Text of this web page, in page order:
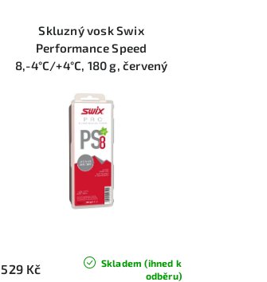
Skluzný vosk Swix
Performance Speed
8,-4°C/+4°C, 180 g, červený
Skladem (ihned k
odběru)
529 Kč